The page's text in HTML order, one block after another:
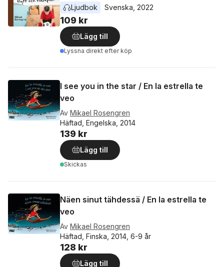
Ljudbok
Svenska 2022
109 kr
Lägg till
Lyssna direkt efter köp
I see you in the star / En la estrella te
veo
Av Mikael Rosengren
Häftad, Engelska, 2014
139 kr
Lägg till
Skickas
Näen sinut tähdessä / En la estrella te
veo
Av Mikael Rosengren
Häftad, Finska, 2014, 6-9 år
128 kr
Lägg till